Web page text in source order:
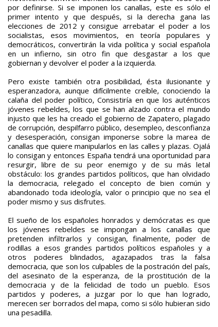
por definirse. Si se imponen los canallas, este es sólo el
primer intento y que después, si la derecha gana las
elecciones de 2012 y consigue arrebatar el poder a los
socialistas, esos movimientos, en teoría populares y
democráticos, convertirán la vida política y social española
en un infierno, sin otro fin que desgastar a los que
gobiernan y devolver el poder a la izquierda.
Pero existe también otra posibilidad, ésta ilusionante y
esperanzadora, aunque difícilmente creíble, conociendo la
calaña del poder político, Consistiría en que los auténticos
jóvenes rebeldes, los que se han alzado contra el mundo
injusto que les ha creado el gobierno de Zapatero, plagado
de corrupción, despilfarro público, desempleo, desconfianza
y desesperación, consigan imponerse sobre la marea de
canallas que quiere manipularlos en las calles y plazas. Ojalá
lo consigan y entonces España tendrá una oportunidad para
resurgir, libre de su peor enemigo y de su más letal
obstáculo: los grandes partidos políticos, que han olvidado
la democracia, relegado el concepto de bien común y
abandonado toda ideología, valor o principio que no sea el
poder mismo y sus disfrutes.
El sueño de los españoles honrados y demócratas es que
los jóvenes rebeldes se impongan a los canallas que
pretenden infiltrarlos y consigan, finalmente, poder de
rodillas a esos grandes partidos políticos españoles y a
otros poderes blindados, agazapados tras la falsa
democracia, que son los culpables de la postración del país,
del asesinato de la esperanza, de la prostitución de la
democracia y de la felicidad de todo un pueblo. Esos
partidos y poderes, a juzgar por lo que han logrado,
merecen ser borrados del mapa, como si sólo hubieran sido
una pesadilla.